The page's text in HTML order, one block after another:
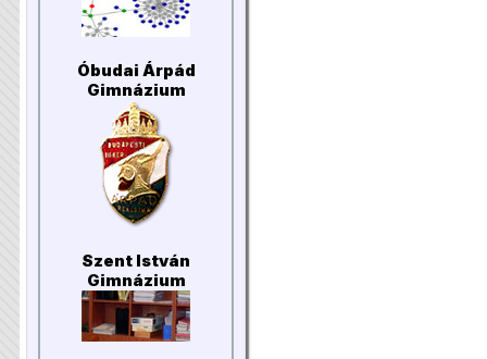
Óbudai Árpád
Gimnázium
Szent István
Gimnázium